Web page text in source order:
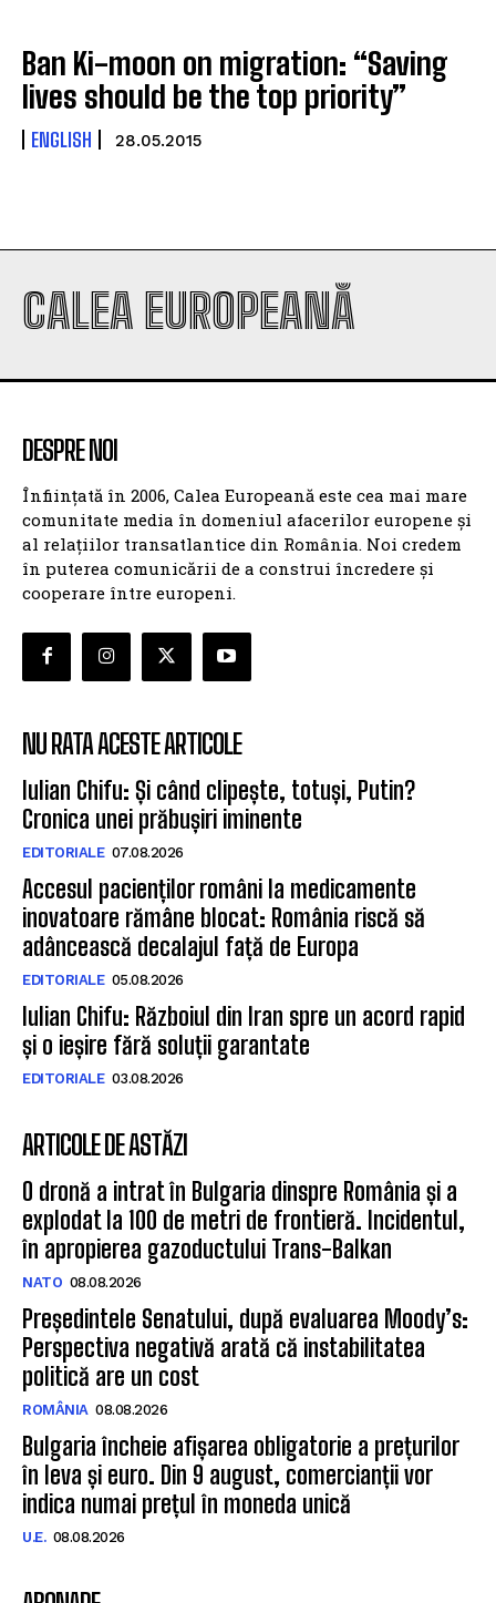
Ban Ki-moon on migration: “Saving
lives should be the top priority”
ENGLISH 28.05.2015
CALEA EUROPEANĂ
DESPRE NOI
Înființată în 2006, Calea Europeană este cea mai mare
comunitate media în domeniul afacerilor europene și
al relațiilor transatlantice din România. Noi credem
în puterea comunicării de a construi încredere și
cooperare între europeni.
NU RATA ACESTE ARTICOLE
Iulian Chifu: Și când clipește, totuși, Putin?
Cronica unei prăbușiri iminente
EDITORIALE 07.08.2026
Accesul pacienților români la medicamente
inovatoare rămâne blocat: România riscă să
adâncească decalajul față de Europa
EDITORIALE 05.08.2026
Iulian Chifu: Războiul din Iran spre un acord rapid
și o ieșire fără soluții garantate
EDITORIALE 03.08.2026
ARTICOLE DE ASTĂZI
O dronă a intrat în Bulgaria dinspre România și a
explodat la 100 de metri de frontieră. Incidentul,
în apropierea gazoductului Trans-Balkan
NATO 08.08.2026
Președintele Senatului, după evaluarea Moody’s:
Perspectiva negativă arată că instabilitatea
politică are un cost
ROMÂNIA 08.08.2026
Bulgaria încheie afișarea obligatorie a prețurilor
în leva și euro. Din 9 august, comercianții vor
indica numai prețul în moneda unică
U.E. 08.08.2026